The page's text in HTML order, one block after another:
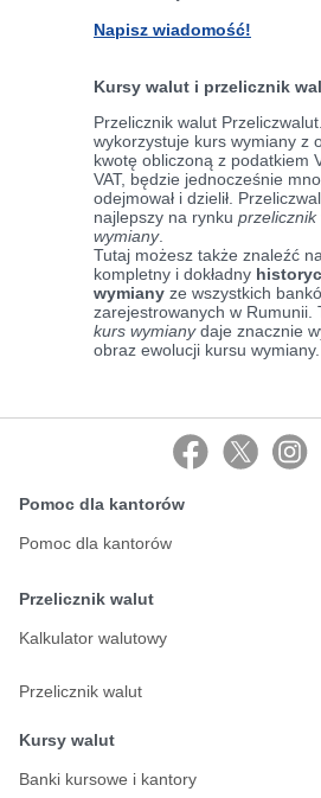
Napisz wiadomość!
Kursy walut i przelicznik
Przelicznik walut
wykorzystuje kurs wymiany z
kwotę obliczoną z podatkiem
VAT, będzie jednocześnie
odejmował i dzielił.
najlepszy na rynku przelicznik
wymiany.
Tutaj możesz także znaleźć
kompletny i dokładny
wymiany ze wszystkich
zarejestrowanych w Rumunii.
kurs wymianydaje znacznie
obraz ewolucji kursu wymiany.
Pomoc dla kantorów
Pomoc dla kantorów
Przelicznik walut
Kalkulator walutowy
Przelicznik walut
Kursy walut
Banki kursowe i kantory